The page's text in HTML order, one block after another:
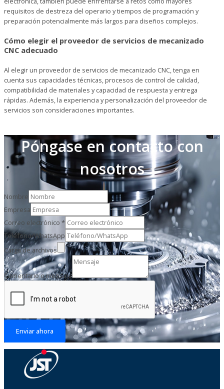
requisitos de destreza del operario y tiempos de programación y
preparación potencialmente más largos para diseños complejos.
Cómo elegir el proveedor de servicios de mecanizado
CNC adecuado
Al elegir un proveedor de servicios de mecanizado CNC, tenga en
cuenta sus capacidades técnicas, procesos de control de calidad,
compatibilidad de materiales y capacidad de respuesta y entrega
rápidas. Además, la experiencia y personalización del proveedor de
servicios son consideraciones importantes.
Póngase en contacto con
nosotros
Nombre
Empresa
Correo electrónico *
Teléfono/WhatsApp
Carga de archivos
Comentario o mensaje
Enviar ahora